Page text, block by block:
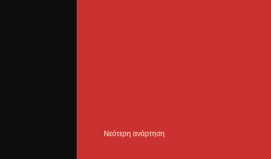
Νεότερη ανάρτηση